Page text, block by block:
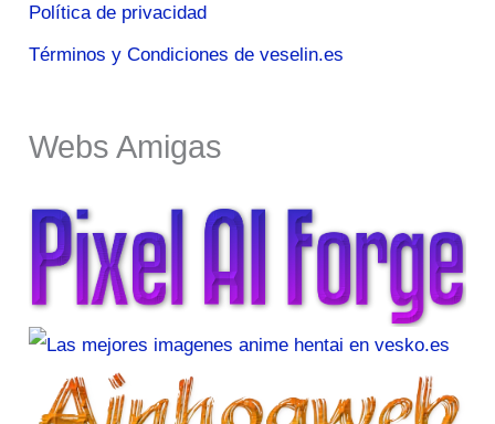
Política de privacidad
Términos y Condiciones de veselin.es
Webs Amigas